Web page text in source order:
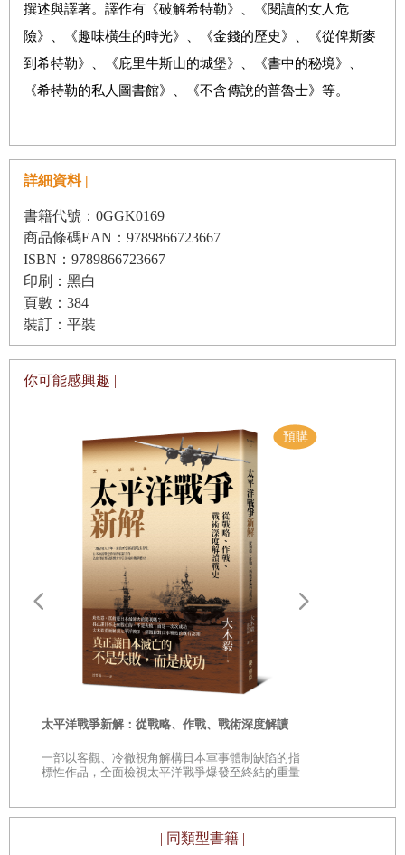
撰述與譯著。譯作有《破解希特勒》、《閱讀的女人危
險》、《趣味橫生的時光》、《金錢的歷史》、《從俾斯麥
到希特勒》、《庇里牛斯山的城堡》、《書中的秘境》、
《希特勒的私人圖書館》、《不含傳說的普魯士》等。
詳細資料 |
書籍代號：0GGK0169
商品條碼EAN：9789866723667
ISBN：9789866723667
印刷：黑白
頁數：384
裝訂：平裝
你可能感興趣 |
太平洋戰爭新解：從戰略、作戰、戰術深度解讀
一部以客觀、冷徹視角解構日本軍事體制缺陷的指
標性作品，全面檢視太平洋戰爭爆發至終結的重量
| 同類型書籍 |